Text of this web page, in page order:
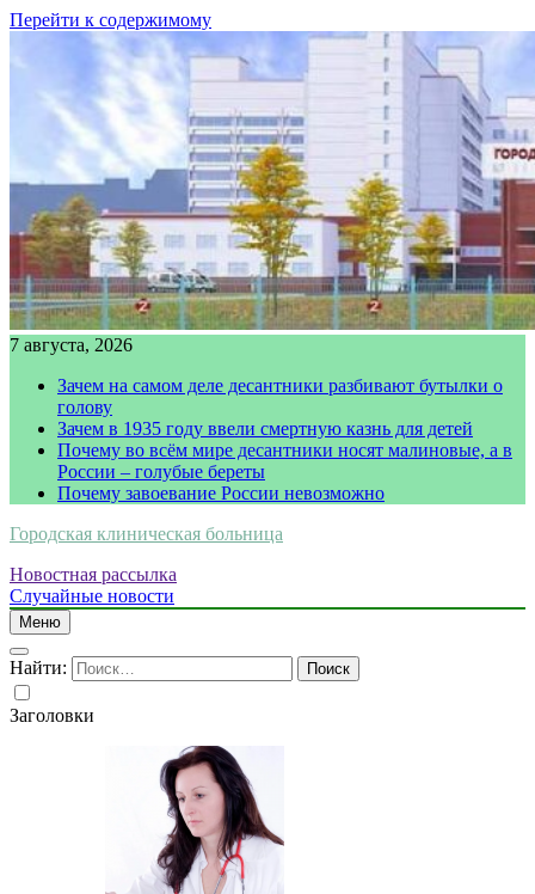
Перейти к содержимому
7 августа, 2026
Зачем на самом деле десантники разбивают бутылки о
голову
Зачем в 1935 году ввели смертную казнь для детей
Почему во всём мире десантники носят малиновые, а в
России – голубые береты
Почему завоевание России невозможно
Городская клиническая больница
Новостная рассылка
Случайные новости
Меню
Найти:
Заголовки